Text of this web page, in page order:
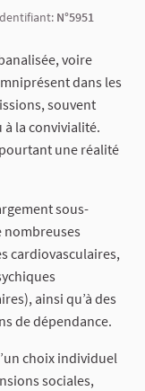
N°5951
voire
dans les
souvent
à la convivialité.
une réalité
sous-
nombreuses
cardiovasculaires,
ainsi qu’à des
de dépendance.
choix individuel
sociales,